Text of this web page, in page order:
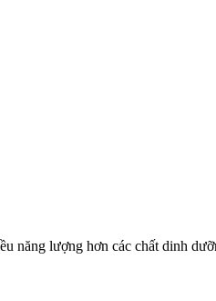
năng lượng hơn các chất dinh